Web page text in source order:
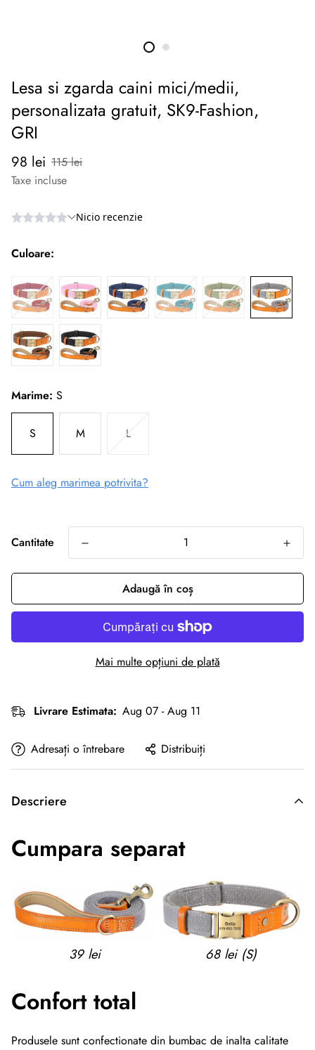
Lesa si zgarda caini mici/medii,
personalizata gratuit, SK9-Fashion,
GRI
Preț
redus
98 lei
Preț
normal
115 lei
Taxe incluse
Culoare:
Marime: S
S M L
Cum aleg marimea potrivita?
Cantitate
Adaugă în coș
Mai multe opțiuni de plată
Livrare Estimata: Aug 07 - Aug 11
Adresați o întrebare Distribuiți
Descriere
Cumpara separat
39 lei 68 lei (S)
Confort total
Produsele sunt confectionate din bumbac de inalta calitate